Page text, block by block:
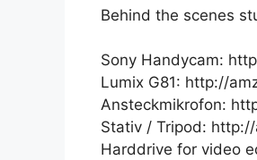
Behind the scenes
Sony Handycam:
Lumix G81: http://
Ansteckmikrofon:
Stativ / Tripod:
Harddrive for video